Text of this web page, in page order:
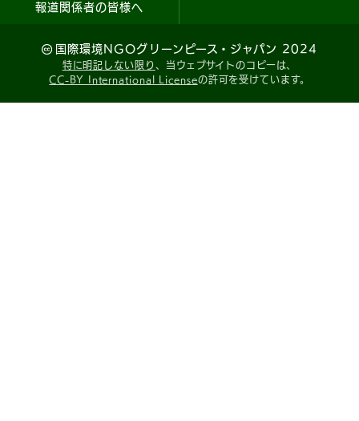
報道関係者の皆様へ
国際環境NGOグリーンピース・ジャパン 2024
特に明記しない限り 、当ウェブサイトのコピーは、
CC-BY International Licenseの許可を受けています。